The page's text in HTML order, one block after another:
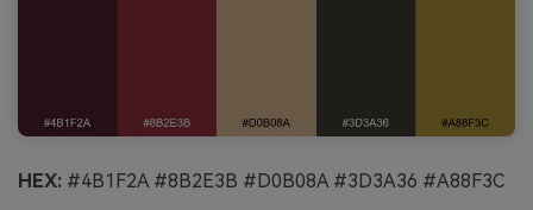
HEX: #4B1F2A #8B2E3B #D0B08A #3D3A36 #A88F3C